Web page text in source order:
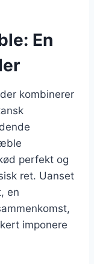
En
kombinerer
perfekt og
ret. Uanset
en
imponere